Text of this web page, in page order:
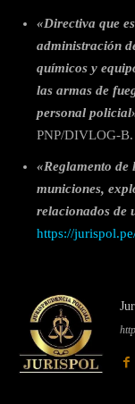
«Directiva que
administración
químicos y
las armas de
personal
PNP/DIVLOG-B.
«Reglamento de
municiones,
relacionados de
https://